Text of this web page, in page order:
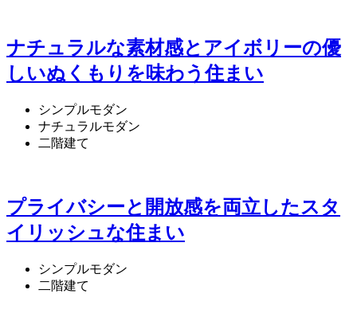
ナチュラルな素材感とアイボリーの優
しいぬくもりを味わう住まい
シンプルモダン
ナチュラルモダン
二階建て
プライバシーと開放感を両立したスタ
イリッシュな住まい
シンプルモダン
二階建て